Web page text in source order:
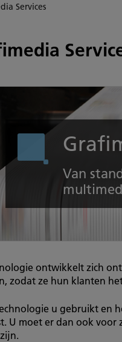
Services
Van
ontwikkelt zich
zodat ze hun klanten
u gebruikt en
U moet er dan ook voor